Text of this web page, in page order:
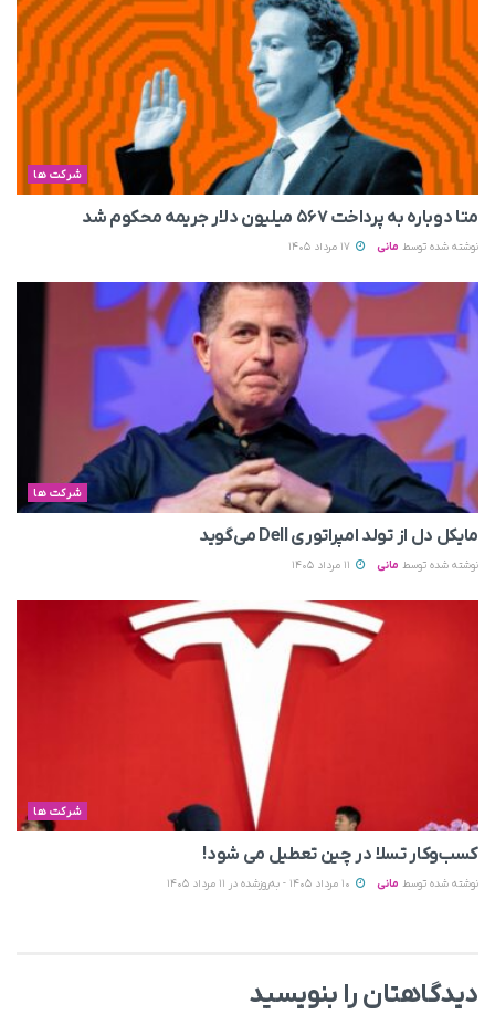
شرکت ها
متا دوباره به پرداخت ۵۶۷ میلیون دلار جریمه محکوم شد
نوشته شده توسط مانی
شرکت ها
مایکل دل از تولد امپراتوری Dell می‌گوید
نوشته شده توسط مانی
شرکت ها
کسب‌وکار تسلا در چین تعطیل می‌ شود!
نوشته شده توسط مانی
دیدگاهتان را بنویسید